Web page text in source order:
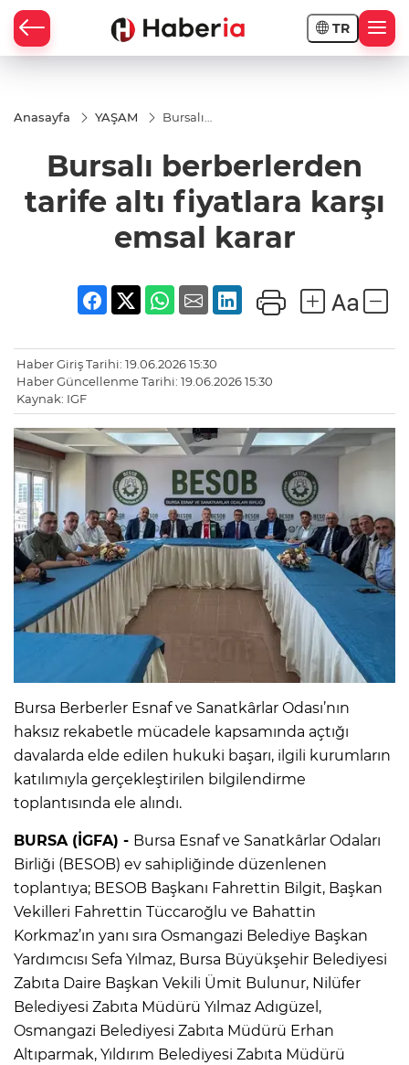
TR
Anasayfa YAŞAM
Bursalı
fiyatlara
karşı emsal
karar
Bursalı berberlerden
tarife altı fiyatlara karşı
emsal karar
Haber Giriş Tarihi: 19.06.2026 15:30
Haber Güncellenme Tarihi: 19.06.2026 15:30
Kaynak: IGF
Bursa Berberler Esnaf ve Sanatkârlar Odası’nın
haksız rekabetle mücadele kapsamında açtığı
davalarda elde edilen hukuki başarı, ilgili kurumların
katılımıyla gerçekleştirilen bilgilendirme
toplantısında ele alındı.
BURSA (İGFA) - Bursa Esnaf ve Sanatkârlar Odaları
Birliği (BESOB) ev sahipliğinde düzenlenen
toplantıya; BESOB Başkanı Fahrettin Bilgit, Başkan
Vekilleri Fahrettin Tüccaroğlu ve Bahattin
Korkmaz’ın yanı sıra Osmangazi Belediye Başkan
Yardımcısı Sefa Yılmaz, Bursa Büyükşehir Belediyesi
Zabıta Daire Başkan Vekili Ümit Bulunur, Nilüfer
Belediyesi Zabıta Müdürü Yılmaz Adıgüzel,
Osmangazi Belediyesi Zabıta Müdürü Erhan
Altıparmak, Yıldırım Belediyesi Zabıta Müdürü